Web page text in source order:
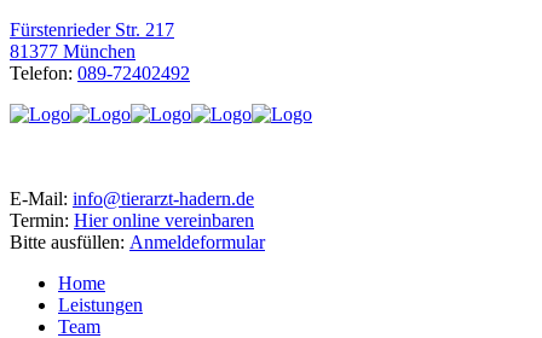
Fürstenrieder Str. 217
81377 München
Telefon: 089-72402492
E-Mail: info@tierarzt-hadern.de
Termin: Hier online vereinbaren
Bitte ausfüllen: Anmeldeformular
Home
Leistungen
Team